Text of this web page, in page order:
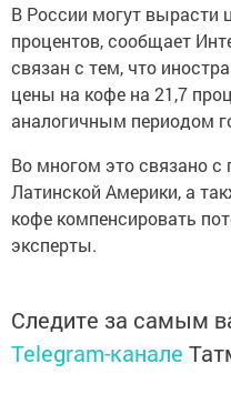
В России могут вырасти
процентов, сообщает
связан с тем, что
цены на кофе на 21,7
аналогичным периодом
Во многом это связано
Латинской Америки, а
кофе компенсировать
эксперты.
Следите за самым
Telegram-канале